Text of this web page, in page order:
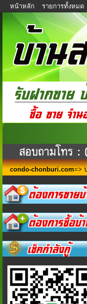
หน้าหลัก รายการทั้งหมด
condo-chonburi.com=>